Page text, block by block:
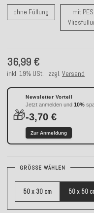
ohne Füllungohne Füllung
mit
36,99 €
inkl. 19% USt. , zzgl. Versand
🎁
Newsletter Vorteil
Jetzt anmelden und 10%
-3,70 €
Zur Anmeldung
GRÖSSE WÄHLEN
50 x 30 cm 50 x 50